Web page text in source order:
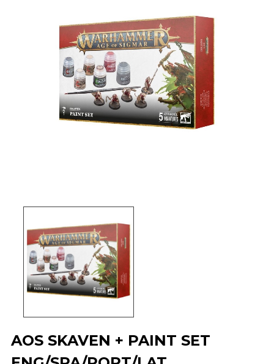
AOS SKAVEN + PAINT SET